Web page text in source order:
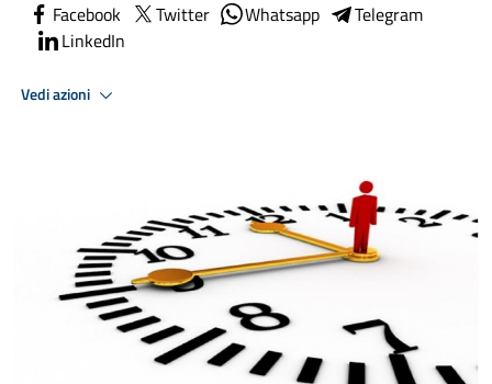
Facebook Twitter Whatsapp
Telegram
LinkedIn
Vedi azioni